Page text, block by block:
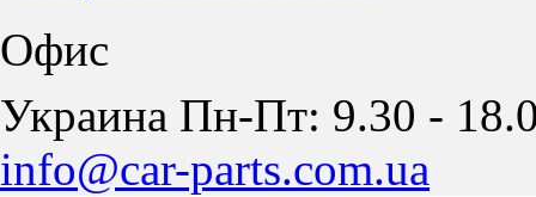
Офис
Украина Пн-Пт: 9.30 -
info@car-parts.com.ua